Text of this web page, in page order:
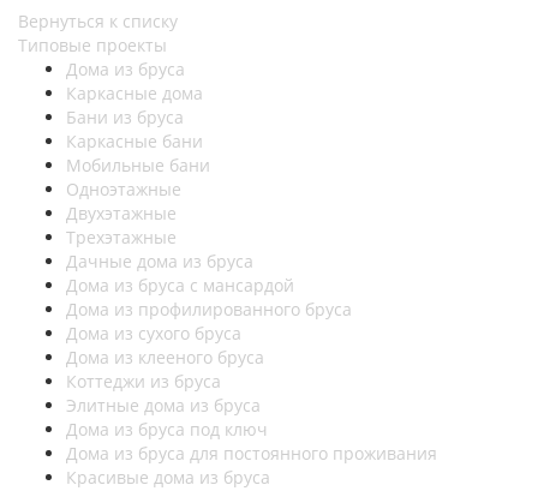
Вернуться к списку
Типовые проекты
Дома из бруса
Каркасные дома
Бани из бруса
Каркасные бани
Мобильные бани
Одноэтажные
Двухэтажные
Трехэтажные
Дачные дома из бруса
Дома из бруса с мансардой
Дома из профилированного бруса
Дома из сухого бруса
Дома из клееного бруса
Коттеджи из бруса
Элитные дома из бруса
Дома из бруса под ключ
Дома из бруса для постоянного проживания
Красивые дома из бруса